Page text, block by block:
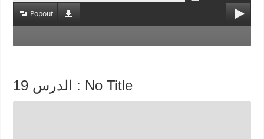
Popout
الدرس 19 : No Title